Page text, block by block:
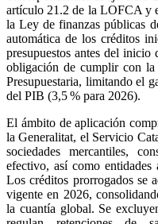
artículo 21.2 de la LOFCA y
la Ley de finanzas públicas
automática de los créditos
presupuestos antes del inicio
obligación de cumplir con
Presupuestaria, limitando el
del PIB (3,5 % para 2026).
El ámbito de aplicación
la Generalitat, el Servicio
sociedades mercantiles,
efectivo, así como
Los créditos prorrogados se
vigente en 2026,
la cuantía global. Se